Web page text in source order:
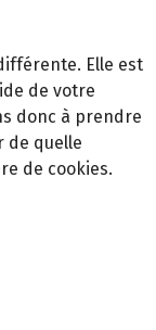
Elle est
de votre
donc à prendre
de quelle
de cookies.